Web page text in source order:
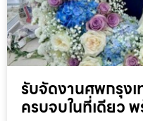
รับจัดงานศพกรุง
ครบจบในที่เดียว